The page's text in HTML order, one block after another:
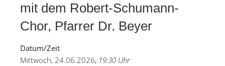
mit dem Robert-Schumann-
Chor, Pfarrer Dr. Beyer
Datum/Zeit
Mittwoch, 24.06.2026, 19:30 Uhr